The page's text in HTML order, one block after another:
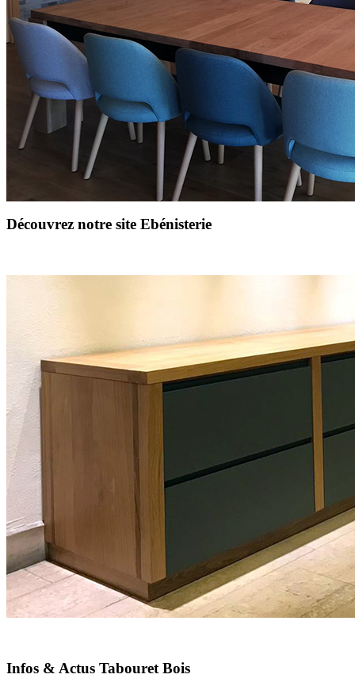
Découvrez notre site Ebénisterie
Infos & Actus Tabouret Bois